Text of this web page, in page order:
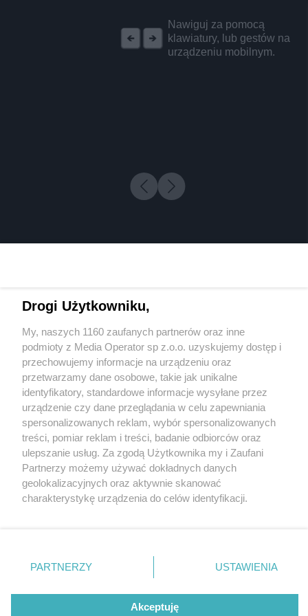
Nawiguj za pomocą
klawiatury, lub gestów na
urządzeniu mobilnym.
1 / 0
Wydawca mediów lokalnych
Nie zapomnij
zapoznać się z:
polityką prywatności
Twojemiasto
Piekary Śląskie
Chorzów
Tarnowskie Góry
Gliwice
Skontakuj sięz nami
Kontakt
Redakcja
Newsletter
Drogi Użytkowniku,
My, naszych 1160 zaufanych partnerów oraz inne
podmioty z Media Operator sp z.o.o. uzyskujemy dostęp i
przechowujemy informacje na urządzeniu oraz
przetwarzamy dane osobowe, takie jak unikalne
identyfikatory, standardowe informacje wysyłane przez
urządzenie czy dane przeglądania w celu zapewniania
spersonalizowanych reklam, wybór spersonalizowanych
treści, pomiar reklam i treści, badanie odbiorców oraz
ulepszanie usług. Za zgodą Użytkownika my i Zaufani
Partnerzy możemy używać dokładnych danych
geolokalizacyjnych oraz aktywnie skanować
charakterystykę urządzenia do celów identyfikacji.
zmienić/wycofać klikając przycisk ustawień prywatności
znajdujący się w lewym dolnym rogu strony
rodzaje przetwarzania danych nie wymagają zgody
użytkownika, ale masz prawo sprzeciwić się takiemu
PARTNERZY USTAWIENIA
Akceptuję